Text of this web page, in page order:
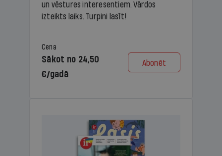
un vēstures interesentiem. Vārdos
izteikts laiks. Turpini lasīt!
Cena
Sākot no 24,50
€/gadā
Abonēt